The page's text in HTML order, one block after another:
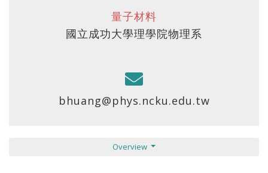
量子材料
國立成功大學理學院物理系
bhuang@phys.ncku.edu.tw
Overview